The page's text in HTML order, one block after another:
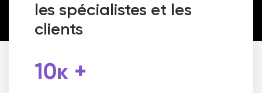
les spécialistes et les
clients
10к +